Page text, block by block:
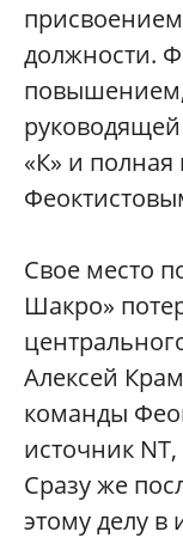
должности.
«К» и
Свое место
Шакро»
Алексей
команды
источник
Сразу же
этому делу в